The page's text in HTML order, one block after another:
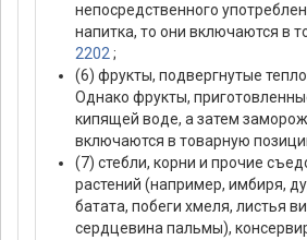
непосредственного
напитка, то они включаются в
2202 ;
(6) фрукты, подвергнутые
Однако фрукты,
кипящей воде, а затем
включаются в товарную
(7) стебли, корни и прочие
растений (например, имбиря,
батата, побеги хмеля, листья
сердцевина пальмы),